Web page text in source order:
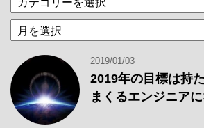
テ
ゴ
リ
過
去
記
事
2019/01/03
2019年の目標は持
まくるエンジニア